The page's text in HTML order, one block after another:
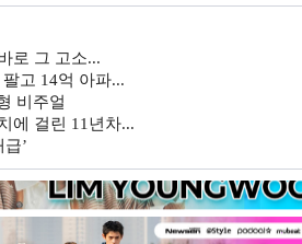
로 그 고소...
고 14억 아파...
비주얼
에 걸린 11년차...
’